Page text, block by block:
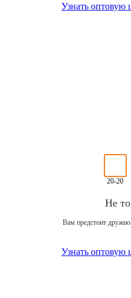
Узнать оптовую
20-20
Не
Вам предстоит
Узнать оптовую